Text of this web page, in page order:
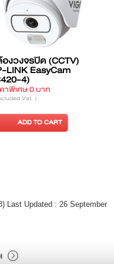
งวงจรปิด (CCTV)
LINK EasyCam
4)
าพิเศษ 0 บาท
Vat. )
ADD TO CART
Last Updated : 26 September